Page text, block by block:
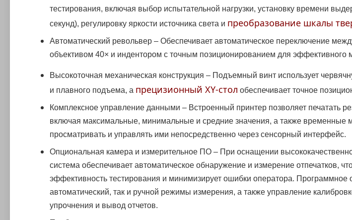
тестирования, включая выбор испытательной нагрузки, установку времени
секунд), регулировку яркости источника света и преобразование шкалы
Автоматический револьвер – Обеспечивает автоматическое переключение
объективом 40× и индентором с точным позиционированием для эффективного
Высокоточная механическая конструкция – Подъемный винт использует
и плавного подъема, а прецизионный XY-стол обеспечивает точное
Комплексное управление данными – Встроенный принтер позволяет печатать
включая максимальные, минимальные и средние значения, а также временные
просматривать и управлять ими непосредственно через сенсорный интерфейс.
Опциональная камера и измерительное ПО – При оснащении
система обеспечивает автоматическое обнаружение и измерение отпечатков,
эффективность тестирования и минимизирует ошибки оператора. Программное
автоматический, так и ручной режимы измерения, а также управление
упрочнения и вывод отчетов.